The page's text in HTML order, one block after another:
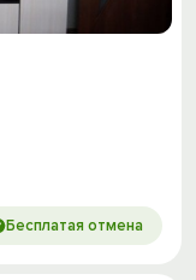
Бесплатая отмена